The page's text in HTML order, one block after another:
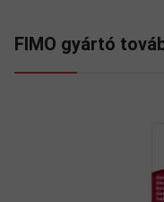
FIMO gyártó